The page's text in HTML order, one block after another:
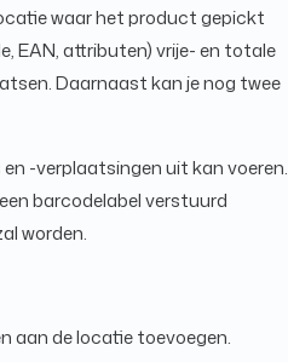
waar het product gepickt
EAN, attributen) vrije- en totale
Daarnaast kan je nog twee
-verplaatsingen uit kan voeren.
barcodelabel verstuurd
worden.
aan de locatie toevoegen.